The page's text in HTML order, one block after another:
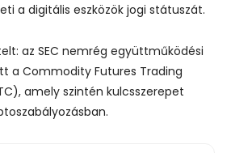
a digitális eszközök jogi státuszát.
az SEC nemrég együttműködési
a Commodity Futures Trading
amely szintén kulcsszerepet